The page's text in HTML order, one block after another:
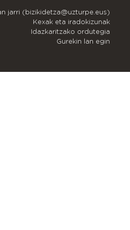
jarri (bizikidetza@uzturpe.eus)
Kexak eta iradokizunak
Idazkaritzako ordutegia
Gurekin lan egin